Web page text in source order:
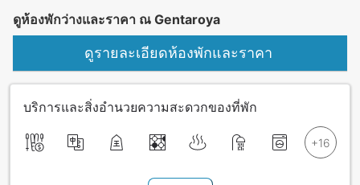
ดูห้องพักว่างและราคา ณ Gentaroya
ดูรายละเอียดห้องพักและราคา
บริการและสิ่งอำนวยความสะดวกของที่พัก